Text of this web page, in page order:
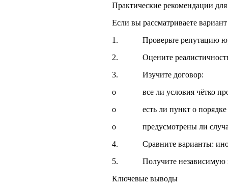
Практические рекомендации
Если вы рассматриваете
1. Проверьте репутацию
2. Оцените реалистичность
3. Изучите договор:
o все ли условия чётко
o есть ли пункт о порядке
o предусмотрены ли случаи,
4. Сравните варианты: иногда
5. Получите независимую
Ключевые выводы